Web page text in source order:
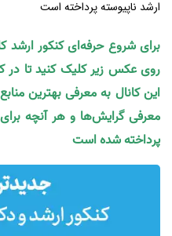
ارشد ناپیوسته پرداخته است
برای شروع حرفه‌ای کنکور ارشد
روی عکس زیر کلیک کنید تا در
این کانال به معرفی بهترین
معرفی گرایش‌ها و هر آنچه
پرداخته شده است